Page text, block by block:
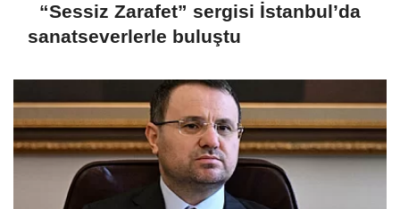
“Sessiz Zarafet” sergisi İstanbul’da
sanatseverlerle buluştu